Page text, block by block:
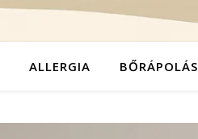
ALLERGIA BŐRÁPOLÁS